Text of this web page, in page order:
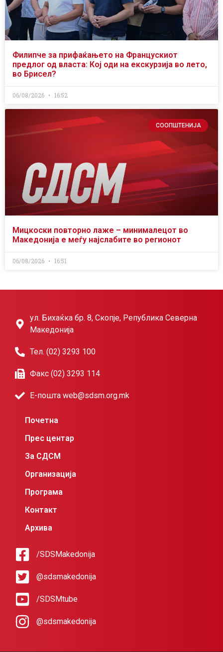
Филипче за прифаќањето на Францускиот
предлог од власта: Кој оди на екскурзија во лето,
во Брисел?
06/08/2026 16:52
СООПШТЕНИЈА
Мицкоски повторно лаже – минималецот во
Македонија е меѓу најслабите во регионот
06/08/2026 16:51
ул. Бихаќка бр. 8, Скопје, Република Северна
Македонија
Тел. (02) 3293 100
Факс (02) 3293 114
Е-пошта web@sdsm.org.mk
Почетна
Прес центар
За СДСМ
Организација
Програма
Контакт
Архива
/SDSMakedonija
@sdsmakedonija
/SDSMtube
@sdsmakedonija